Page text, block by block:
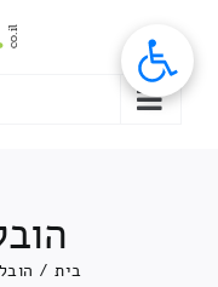
בית /